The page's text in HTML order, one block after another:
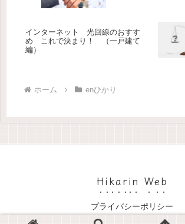
インターネット 光回線のおすす
め これで決まり！ （一戸建て
編）
ホーム enひかり
Hikarin Web
プライバシーポリシー